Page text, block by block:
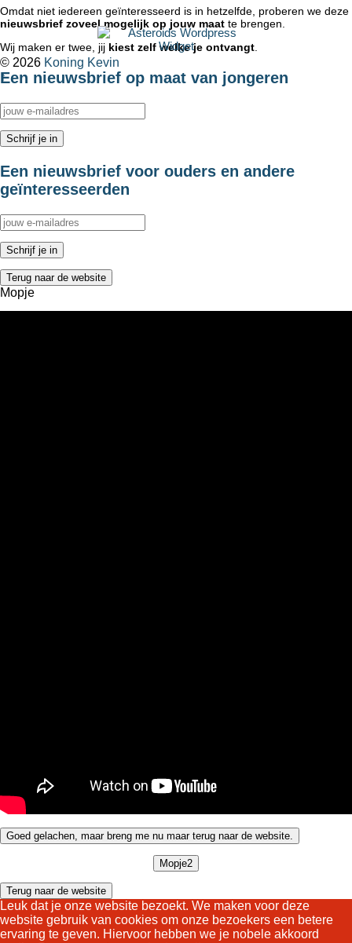
© 2026 Koning Kevin
↑
Omdat niet iedereen geïnteresseerd is in hetzelfde, proberen we deze
nieuwsbrief zoveel mogelijk op jouw maat te brengen.
Wij maken er twee, jij kiest zelf welke je ontvangt
Een nieuwsbrief op maat van jongeren
Een nieuwsbrief voor ouders en andere
geïnteresseerden
Terug naar de website
Mopje
Goed gelachen, maar breng me nu maar terug naar de website.
Mopje2
Terug naar de website
Leuk dat je onze website bezoekt. We maken voor deze
website gebruik van cookies om onze bezoekers een betere
ervaring te geven. Hiervoor hebben we je nobele akkoord